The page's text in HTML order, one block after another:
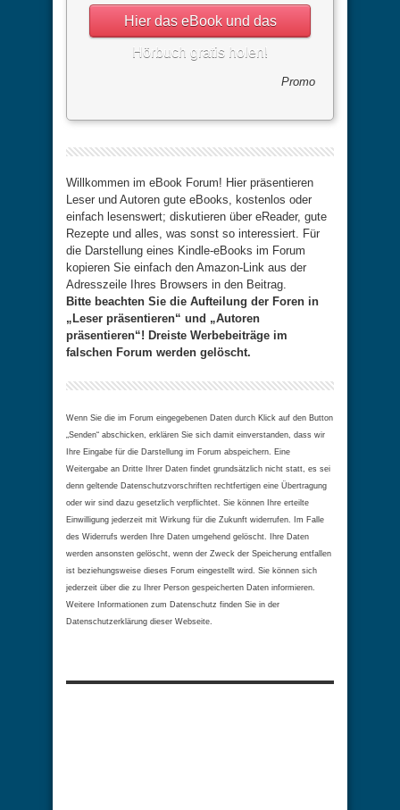
Hier das eBook und das
Hörbuch gratis holen!
Promo
Willkommen im eBook Forum! Hier präsentieren
Leser und Autoren gute eBooks, kostenlos oder
einfach lesenswert; diskutieren über eReader, gute
Rezepte und alles, was sonst so interessiert. Für
die Darstellung eines Kindle-eBooks im Forum
kopieren Sie einfach den Amazon-Link aus der
Adresszeile Ihres Browsers in den Beitrag.
Bitte beachten Sie die Aufteilung der Foren in
„Leser präsentieren“ und „Autoren
präsentieren“! Dreiste Werbebeiträge im
falschen Forum werden gelöscht.
Wenn Sie die im Forum eingegebenen Daten durch Klick auf den Button
„Senden“ abschicken, erklären Sie sich damit einverstanden, dass wir
Ihre Eingabe für die Darstellung im Forum abspeichern. Eine
Weitergabe an Dritte Ihrer Daten findet grundsätzlich nicht statt, es sei
denn geltende Datenschutzvorschriften rechtfertigen eine Übertragung
oder wir sind dazu gesetzlich verpflichtet. Sie können Ihre erteilte
Einwilligung jederzeit mit Wirkung für die Zukunft widerrufen. Im Falle
des Widerrufs werden Ihre Daten umgehend gelöscht. Ihre Daten
werden ansonsten gelöscht, wenn der Zweck der Speicherung entfallen
ist beziehungsweise dieses Forum eingestellt wird. Sie können sich
jederzeit über die zu Ihrer Person gespeicherten Daten informieren.
Weitere Informationen zum Datenschutz finden Sie in der
Datenschutzerklärung dieser Webseite.